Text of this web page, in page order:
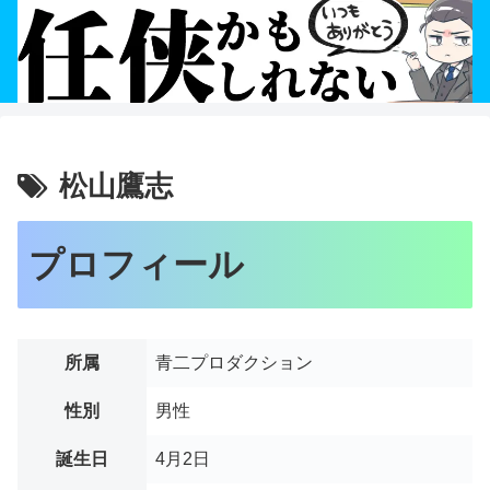
松山鷹志
プロフィール
所属 青二プロダクション
性別 男性
誕生日 4月2日